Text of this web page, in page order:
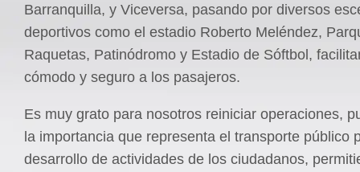
Barranquilla, y Viceversa, pasando por diversos
deportivos como el estadio Roberto Meléndez,
Raquetas, Patinódromo y Estadio de Sóftbol,
cómodo y seguro a los pasajeros.
Es muy grato para nosotros reiniciar operaciones,
la importancia que representa el transporte público
desarrollo de actividades de los ciudadanos,